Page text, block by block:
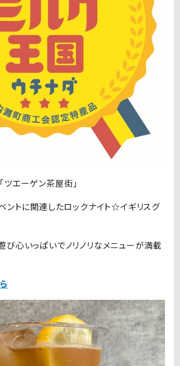
ツエーゲン茶屋街」
ベントに関連したロックナイト☆イギリスグ
び心いっぱいでノリノリなメニューが満載